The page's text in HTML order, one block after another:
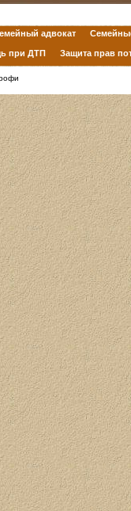
адвокат
при ДТП Защита прав